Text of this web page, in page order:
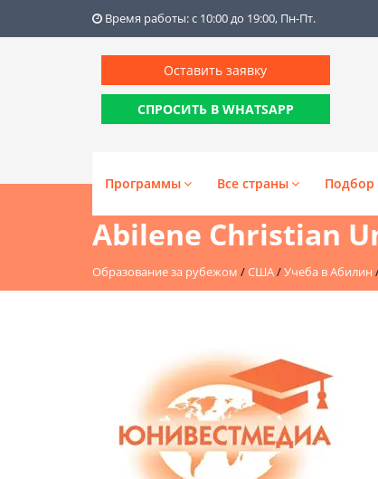
Время работы: с 10:00 до 19:00, Пн-Пт.
Оставить заявку
СПРОСИТЬ В WHATSAPP
Программы Все страны Подбор
Abilene Christian
Образование за рубежом /США/Учеба в Абилин